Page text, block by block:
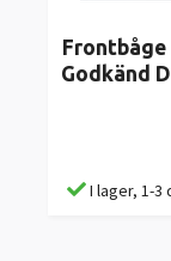
Frontbåge
Godkänd
I lager, 1-3